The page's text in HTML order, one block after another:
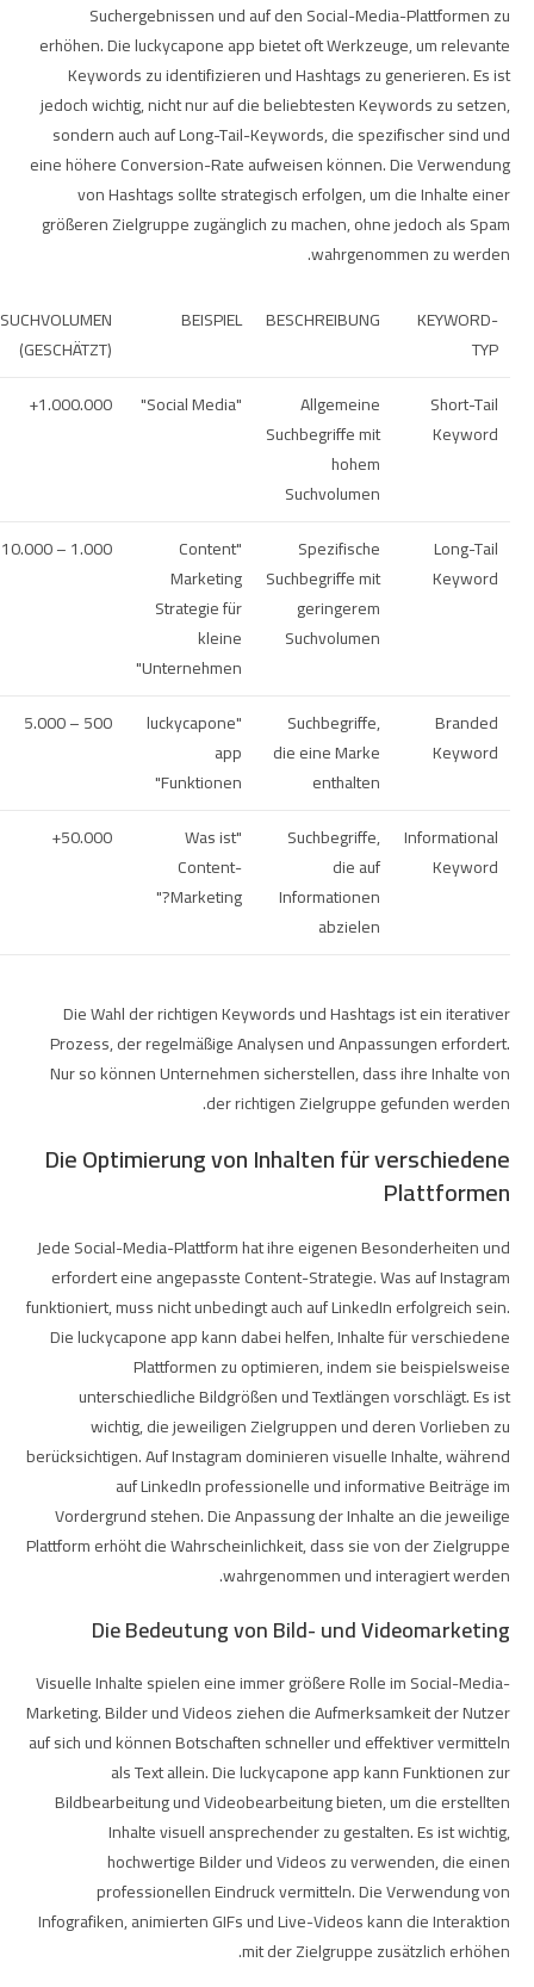
Suchergebnissen und auf den Social-Media-Plattformen zu
erhöhen. Dieluckycapone appbietet oft Werkzeuge, um relevante
Keywords zu identifizieren und Hashtags zu generieren. Es ist
jedoch wichtig, nicht nur auf die beliebtesten Keywords zu setzen,
sondern auch auf Long-Tail-Keywords, die spezifischer sind und
eine höhere Conversion-Rate aufweisen können. Die Verwendung
von Hashtags sollte strategisch erfolgen, um die Inhalte einer
größeren Zielgruppe zugänglich zu machen, ohne jedoch als Spam
wahrgenommen zu werden.
KEYWORD-
TYP
BESCHREIBUNG
BEISPIEL
SUCHVOLUMEN
(GESCHÄTZT)
Short-Tail
Keyword
Allgemeine
Suchbegriffe mit
hohem
Suchvolumen
"Social Media"
1.000.000+
Long-Tail
Keyword
Spezifische
Suchbegriffe mit
geringerem
Suchvolumen
"Content
Marketing
Strategie für
kleine
Unternehmen"
1.000 – 10.000
Branded
Keyword
Suchbegriffe,
die eine Marke
enthalten
"luckycapone
app
Funktionen"
500 – 5.000
Informational
Keyword
Suchbegriffe,
die auf
Informationen
abzielen
"Was ist
Content-
Marketing?"
50.000+
Die Wahl der richtigen Keywords und Hashtags ist ein iterativer
Prozess, der regelmäßige Analysen und Anpassungen erfordert.
Nur so können Unternehmen sicherstellen, dass ihre Inhalte von
der richtigen Zielgruppe gefunden werden.
Die Optimierung von Inhalten für verschiedene
Plattformen
Jede Social-Media-Plattform hat ihre eigenen Besonderheiten und
erfordert eine angepasste Content-Strategie. Was auf Instagram
funktioniert, muss nicht unbedingt auch auf LinkedIn erfolgreich sein.
Dieluckycapone appkann dabei helfen, Inhalte für verschiedene
Plattformen zu optimieren, indem sie beispielsweise
unterschiedliche Bildgrößen und Textlängen vorschlägt. Es ist
wichtig, die jeweiligen Zielgruppen und deren Vorlieben zu
berücksichtigen. Auf Instagram dominieren visuelle Inhalte, während
auf LinkedIn professionelle und informative Beiträge im
Vordergrund stehen. Die Anpassung der Inhalte an die jeweilige
Plattform erhöht die Wahrscheinlichkeit, dass sie von der Zielgruppe
wahrgenommen und interagiert werden.
Die Bedeutung von Bild- und Videomarketing
Visuelle Inhalte spielen eine immer größere Rolle im Social-Media-
Marketing. Bilder und Videos ziehen die Aufmerksamkeit der Nutzer
auf sich und können Botschaften schneller und effektiver vermitteln
als Text allein. Dieluckycapone appkann Funktionen zur
Bildbearbeitung und Videobearbeitung bieten, um die erstellten
Inhalte visuell ansprechender zu gestalten. Es ist wichtig,
hochwertige Bilder und Videos zu verwenden, die einen
professionellen Eindruck vermitteln. Die Verwendung von
Infografiken, animierten GIFs und Live-Videos kann die Interaktion
mit der Zielgruppe zusätzlich erhöhen.